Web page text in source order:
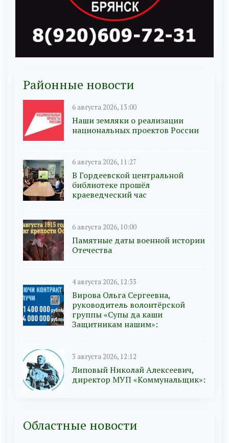
Районные новости
6 августа 2026, 13:00
Наши земляки о реализации
национальных проектов России
6 августа 2026, 11:27
В Гордеевской центральной
библиотеке прошёл
краеведческий час
6 августа 2026, 10:00
Памятные даты военной истории
Отечества
4 августа 2026, 12:33
Вирова Ольга Сергеевна,
руководитель волонтёрской
группы «Супы да каши
Защитникам нашим»:
3 августа 2026, 12:12
Липовый Николай Алексеевич,
директор МУП «Коммунальщик»:
Областные новости